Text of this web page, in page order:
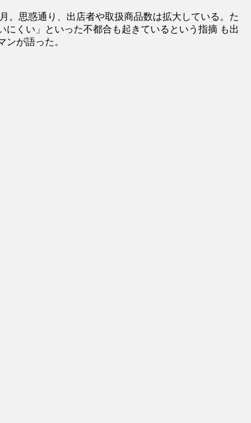
。思惑通り、出店者や取扱商品数は拡大している。た
くい」といった不都合も起きているという指摘 も出
が語った。